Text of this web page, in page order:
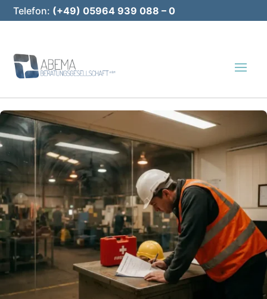
Telefon: (+49) 05964 939 088 – 0